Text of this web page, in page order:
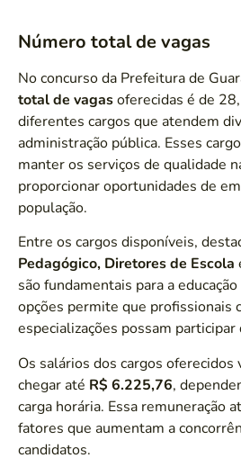
Número total de vagas
No concurso da Prefeitura de
total de vagasoferecidas é de
diferentes cargos que atendem
administração pública. Esses
manter os serviços de qualidade
proporcionar oportunidades de
população.
Entre os cargos disponíveis,
Pedagógico, Diretores de Escola
são fundamentais para a
opções permite que profissionais
especializações possam
Os salários dos cargos oferecidos
chegar até R$ 6.225,76,
carga horária. Essa remuneração
fatores que aumentam a
candidatos.